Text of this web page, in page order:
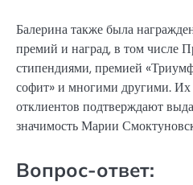
Балерина также была
премий и наград, в том числе
стипендиями, премией
софит» и многими другими.
отклиентов подтверждают
значимость Марии
Вопрос-ответ: